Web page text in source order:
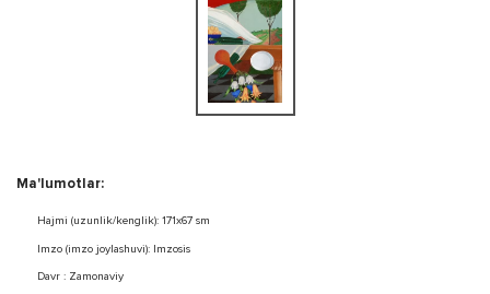
Ma'lumotlar:
Hajmi (uzunlik/kenglik): 171x67 sm
Imzo (imzo joylashuvi): Imzosis
Davr : Zamonaviy